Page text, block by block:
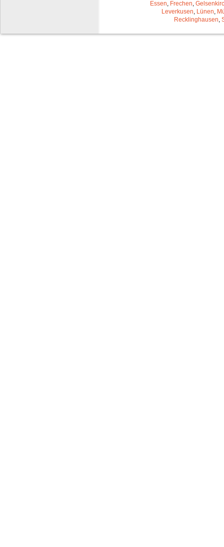
Essen, Frechen,
Leverkusen, Lünen,
Recklinghausen,